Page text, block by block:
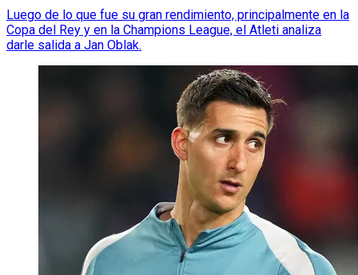
Luego de lo que fue su gran rendimiento, principalmente en la
Copa del Rey y en la Champions League, el Atleti analiza
darle salida a Jan Oblak.